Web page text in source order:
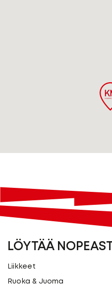
LÖYTÄÄ NOPEASTI
Liikkeet
Ruoka & Juoma